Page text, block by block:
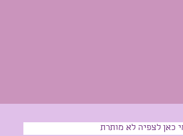
כאן לצפיה לא מותרת